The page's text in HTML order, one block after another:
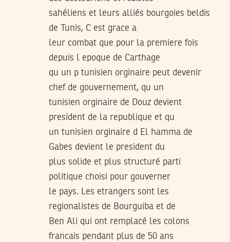
sahéliens et leurs alliés bourgoies beldis
de Tunis, C est grace a
leur combat que pour la premiere fois
depuis l epoque de Carthage
qu un p tunisien orginaire peut devenir
chef de gouvernement, qu un
tunisien orginaire de Douz devient
president de la republique et qu
un tunisien orginaire d El hamma de
Gabes devient le president du
plus solide et plus structuré parti
politique choisi pour gouverner
le pays. Les etrangers sont les
regionalistes de Bourguiba et de
Ben Ali qui ont remplacé les colons
francais pendant plus de 50 ans